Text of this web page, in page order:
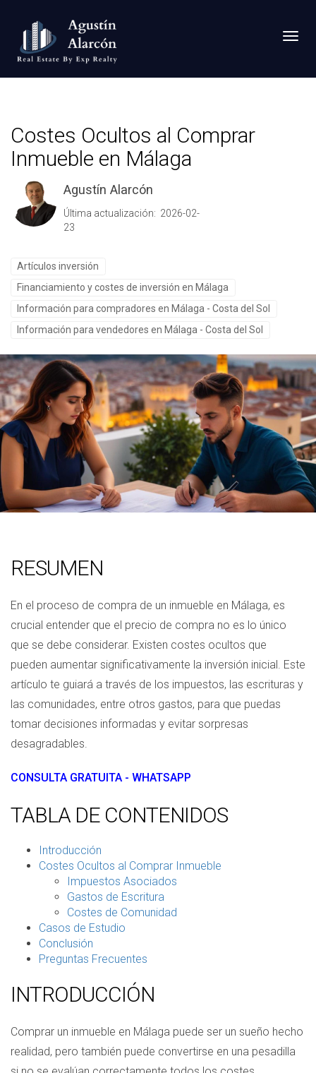
Costes Ocultos al Comprar
Inmueble en Málaga
Agustín Alarcón
Última actualización: 2026-02-
23
Artículos inversión
Financiamiento y costes de inversión en Málaga
Información para compradores en Málaga - Costa del Sol
Información para vendedores en Málaga - Costa del Sol
RESUMEN
En el proceso de compra de un inmueble en Málaga, es
crucial entender que el precio de compra no es lo único
que se debe considerar. Existen costes ocultos que
pueden aumentar significativamente la inversión inicial. Este
artículo te guiará a través de los impuestos, las escrituras y
las comunidades, entre otros gastos, para que puedas
tomar decisiones informadas y evitar sorpresas
desagradables.
CONSULTA GRATUITA - WHATSAPP
TABLA DE CONTENIDOS
Introducción
Costes Ocultos al Comprar Inmueble
Impuestos Asociados
Gastos de Escritura
Costes de Comunidad
Casos de Estudio
Conclusión
Preguntas Frecuentes
INTRODUCCIÓN
Comprar un inmueble en Málaga puede ser un sueño hecho
realidad, pero también puede convertirse en una pesadilla